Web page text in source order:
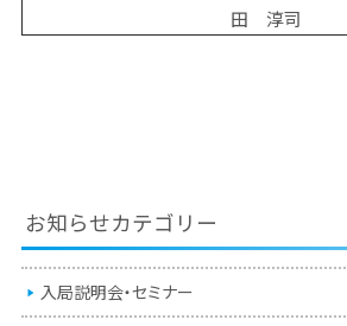
田 淳司
お知らせカテゴリー
入局説明会・セミナー